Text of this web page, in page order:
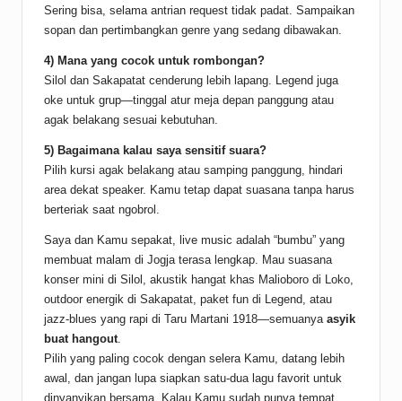
Sering bisa, selama antrian request tidak padat. Sampaikan
sopan dan pertimbangkan genre yang sedang dibawakan.
4) Mana yang cocok untuk rombongan?
Silol dan Sakapatat cenderung lebih lapang. Legend juga
oke untuk grup—tinggal atur meja depan panggung atau
agak belakang sesuai kebutuhan.
5) Bagaimana kalau saya sensitif suara?
Pilih kursi agak belakang atau samping panggung, hindari
area dekat speaker. Kamu tetap dapat suasana tanpa harus
berteriak saat ngobrol.
Saya dan Kamu sepakat, live music adalah “bumbu” yang
membuat malam di Jogja terasa lengkap. Mau suasana
konser mini di Silol, akustik hangat khas Malioboro di Loko,
outdoor energik di Sakapatat, paket fun di Legend, atau
jazz-blues yang rapi di Taru Martani 1918—semuanya asyik
buat hangout
Pilih yang paling cocok dengan selera Kamu, datang lebih
awal, dan jangan lupa siapkan satu-dua lagu favorit untuk
dinyanyikan bersama. Kalau Kamu sudah punya tempat